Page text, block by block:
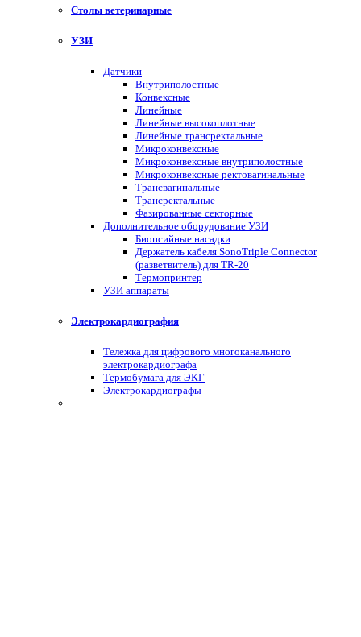
Столы ветеринарные
УЗИ
Датчики
Внутриполостные
Конвексные
Линейные
Линейные высокоплотные
Линейные трансректальные
Микроконвексные
Микроконвексные внутриполостные
Микроконвексные ректовагинальные
Трансвагинальные
Трансректальные
Фазированные секторные
Дополнительное оборудование УЗИ
Биопсийные насадки
Держатель кабеля SonoTriple Connector
(разветвитель) для TR-20
Термопринтер
УЗИ аппараты
Электрокардиография
Тележка для цифрового многоканального
электрокардиографа
Термобумага для ЭКГ
Электрокардиографы